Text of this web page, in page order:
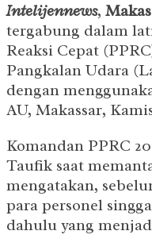
Intelijennews,
tergabung dalam
Reaksi Cepat
Pangkalan Udara
dengan
AU, Makassar,
Komandan PPRC
Taufik saat
mengatakan,
para personel
dahulu yang